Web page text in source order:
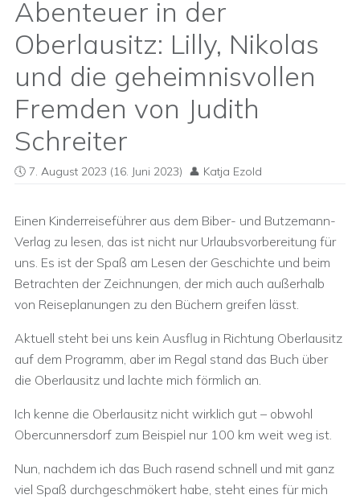
Abenteuer in der
Oberlausitz: Lilly, Nikolas
und die geheimnisvollen
Fremden von Judith
Schreiter
7. August 2023 (16. Juni 2023) Katja Ezold
Einen Kinderreiseführer aus dem Biber- und Butzemann-
Verlag zu lesen, das ist nicht nur Urlaubsvorbereitung für
uns. Es ist der Spaß am Lesen der Geschichte und beim
Betrachten der Zeichnungen, der mich auch außerhalb
von Reiseplanungen zu den Büchern greifen lässt.
Aktuell steht bei uns kein Ausflug in Richtung Oberlausitz
auf dem Programm, aber im Regal stand das Buch über
die Oberlausitz und lachte mich förmlich an.
Ich kenne die Oberlausitz nicht wirklich gut – obwohl
Obercunnersdorf zum Beispiel nur 100 km weit weg ist.
Nun, nachdem ich das Buch rasend schnell und mit ganz
viel Spaß durchgeschmökert habe, steht eines für mich